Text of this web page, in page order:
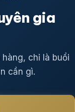
gia
chỉ là buổi
cần gì.